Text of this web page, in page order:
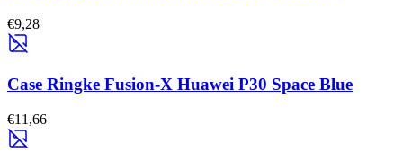
€9,28
Case Ringke Fusion-X Huawei P30 Space Blue
€11,66